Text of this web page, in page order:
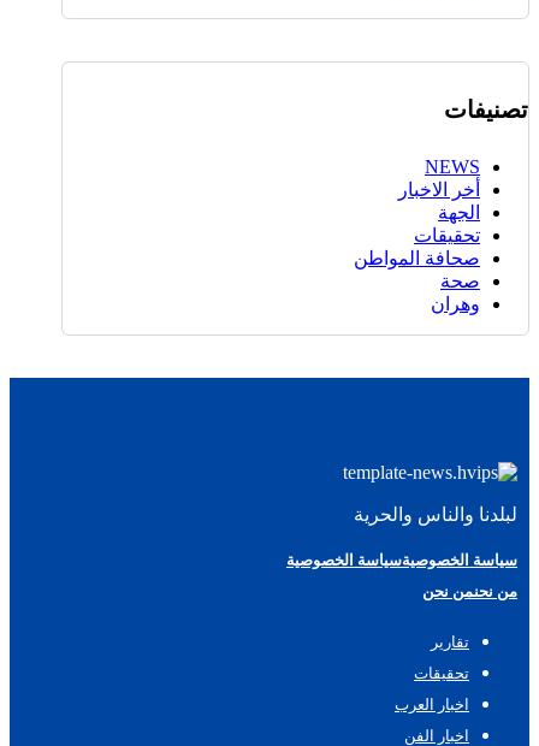
تصنيفات
NEWS
أخر الاخبار
الجهة
تحقيقات
صحافة المواطن
صحة
وهران
لبلدنا والناس والحرية
سياسة الخصوصيةسياسة الخصوصية
من نحنمن نحن
تقارير
تحقيقات
اخبار العرب
اخبار الفن